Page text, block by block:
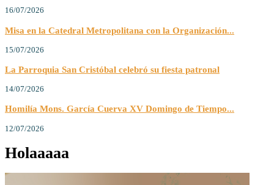
16/07/2026
Misa en la Catedral Metropolitana con la Organización...
15/07/2026
La Parroquia San Cristóbal celebró su fiesta patronal
14/07/2026
Homilía Mons. García Cuerva XV Domingo de Tiempo...
12/07/2026
Holaaaaa